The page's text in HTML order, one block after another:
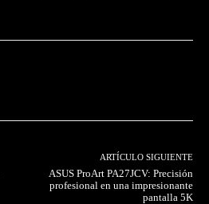
ARTÍCULO SIGUIENTE
ASUS ProArt PA27JCV: Precisión
profesional en una impresionante
pantalla 5K